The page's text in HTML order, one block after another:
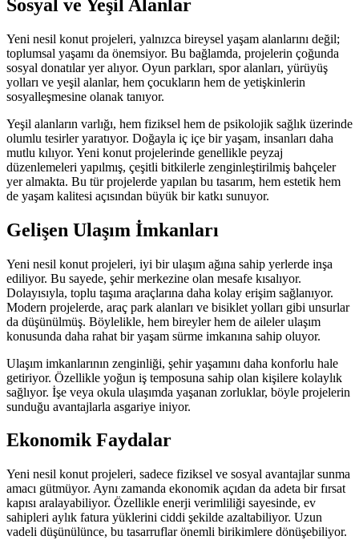
Sosyal ve Yeşil Alanlar
Yeni nesil konut projeleri, yalnızca bireysel yaşam alanlarını değil;
toplumsal yaşamı da önemsiyor. Bu bağlamda, projelerin çoğunda
sosyal donatılar yer alıyor. Oyun parkları, spor alanları, yürüyüş
yolları ve yeşil alanlar, hem çocukların hem de yetişkinlerin
sosyalleşmesine olanak tanıyor.
Yeşil alanların varlığı, hem fiziksel hem de psikolojik sağlık üzerinde
olumlu tesirler yaratıyor. Doğayla iç içe bir yaşam, insanları daha
mutlu kılıyor. Yeni konut projelerinde genellikle peyzaj
düzenlemeleri yapılmış, çeşitli bitkilerle zenginleştirilmiş bahçeler
yer almakta. Bu tür projelerde yapılan bu tasarım, hem estetik hem
de yaşam kalitesi açısından büyük bir katkı sunuyor.
Gelişen Ulaşım İmkanları
Yeni nesil konut projeleri, iyi bir ulaşım ağına sahip yerlerde inşa
ediliyor. Bu sayede, şehir merkezine olan mesafe kısalıyor.
Dolayısıyla, toplu taşıma araçlarına daha kolay erişim sağlanıyor.
Modern projelerde, araç park alanları ve bisiklet yolları gibi unsurlar
da düşünülmüş. Böylelikle, hem bireyler hem de aileler ulaşım
konusunda daha rahat bir yaşam sürme imkanına sahip oluyor.
Ulaşım imkanlarının zenginliği, şehir yaşamını daha konforlu hale
getiriyor. Özellikle yoğun iş temposuna sahip olan kişilere kolaylık
sağlıyor. İşe veya okula ulaşımda yaşanan zorluklar, böyle projelerin
sunduğu avantajlarla asgariye iniyor.
Ekonomik Faydalar
Yeni nesil konut projeleri, sadece fiziksel ve sosyal avantajlar sunma
amacı gütmüyor. Aynı zamanda ekonomik açıdan da adeta bir fırsat
kapısı aralayabiliyor. Özellikle enerji verimliliği sayesinde, ev
sahipleri aylık fatura yüklerini ciddi şekilde azaltabiliyor. Uzun
vadeli düşünülünce, bu tasarruflar önemli birikimlere dönüşebiliyor.